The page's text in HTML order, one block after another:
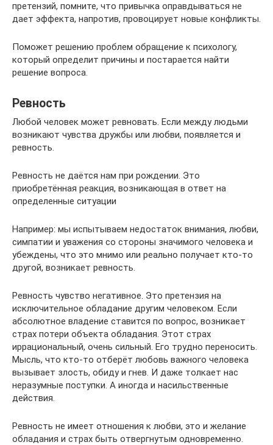
претензий, помните, что привычка оправдываться не
дает эффекта, напротив, провоцирует новые конфликты.
Поможет решению проблем обращение к психологу,
который определит причины и постарается найти
решение вопроса.
Ревность
Любой человек может ревновать. Если между людьми
возникают чувства дружбы или любви, появляется и
ревность.
Ревность не даётся нам при рождении. Это
приобретённая реакция, возникающая в ответ на
определенные ситуации
Например: мы испытываем недостаток внимания, любви,
симпатии и уважения со стороны значимого человека и
убеждены, что это мнимо или реально получает кто-то
другой, возникает ревность.
Ревность чувство негативное. Это претензия на
исключительное обладание другим человеком. Если
абсолютное владение ставится по вопрос, возникает
страх потери объекта обладания. Этот страх
иррациональный, очень сильный. Его трудно переносить.
Мысль, что кто-то отберёт любовь важного человека
вызывает злость, обиду и гнев. И даже толкает нас
неразумные поступки. А иногда и насильственные
действия.
Ревность не имеет отношения к любви, это и желание
обладания и страх быть отвергнутым одновременно.